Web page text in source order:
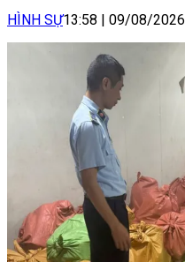
HÌNH SỰ13:58 09/08/2026